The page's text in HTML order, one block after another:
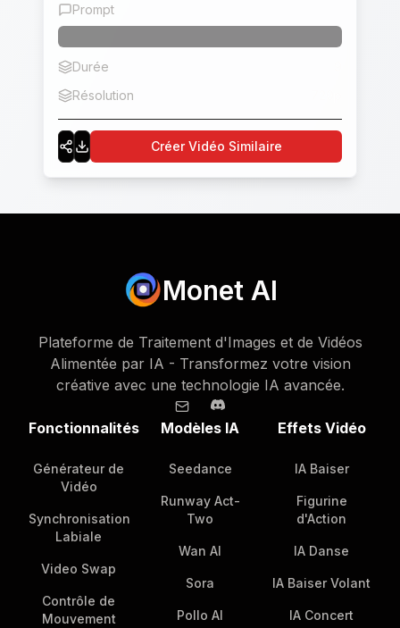
Prompt
Durée
Résolution
Créer Vidéo Similaire
Monet AI
Plateforme de Traitement d'Images et de Vidéos
Alimentée par IA - Transformez votre vision
créative avec une technologie IA avancée.
Fonctionnalités
Générateur de
Vidéo
Synchronisation
Labiale
Video Swap
Contrôle de
Mouvement
Modèles IA
Seedance
Runway Act-
Two
Wan AI
Sora
Pollo AI
Effets Vidéo
IA Baiser
Figurine
d'Action
IA Danse
IA Baiser Volant
IA Concert